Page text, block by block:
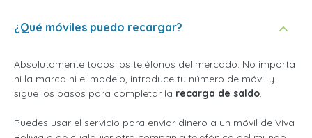
¿Qué móviles puedo recargar?
Absolutamente todos los teléfonos del mercado. No importa
ni la marca ni el modelo, introduce tu número de móvil y
sigue los pasos para completar la recarga de saldo.
Puedes usar el servicio para enviar dinero a un móvil de Viva